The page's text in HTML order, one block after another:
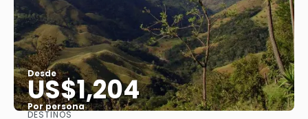
Desde
US$1,204
Por persona
DESTINOS